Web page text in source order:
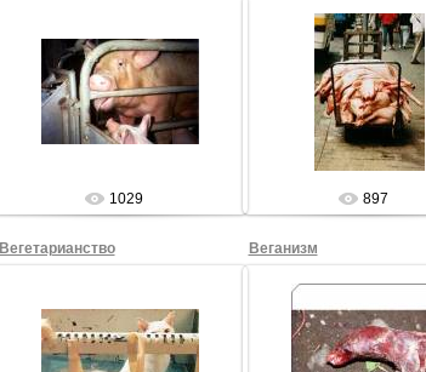
27.08.2009
Sham69
1029
27.08.2009
Sham69
897
Вегетарианство
27.08.2009
Веганизм
27.08.2009